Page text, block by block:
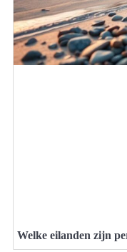
Welke eilanden zijn